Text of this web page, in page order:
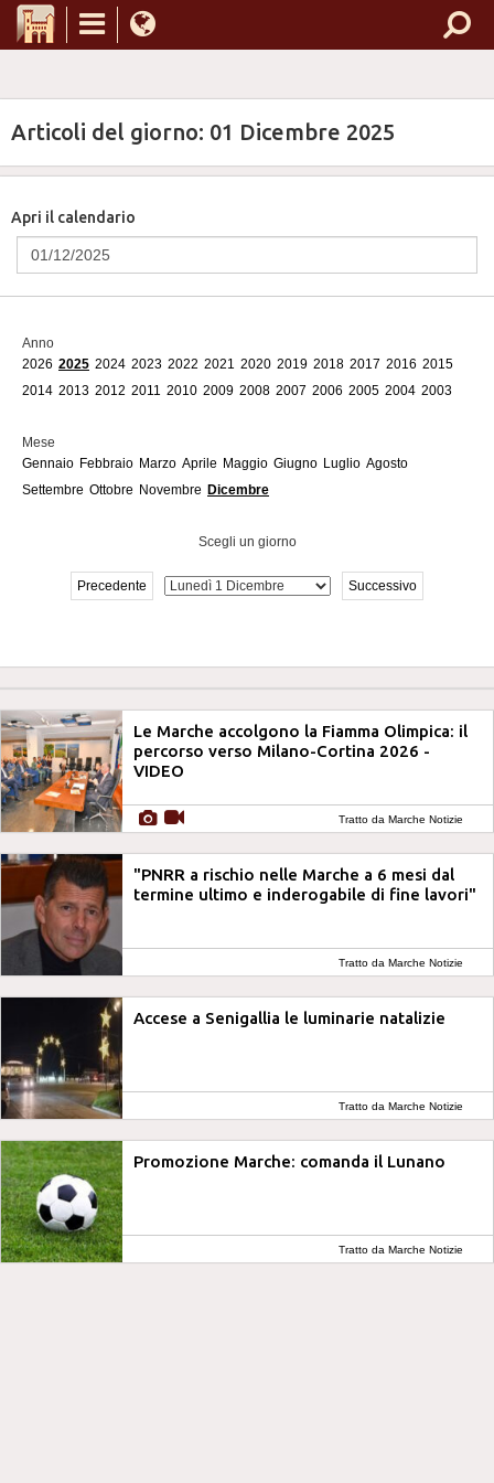
Articoli del giorno: 01 Dicembre 2025
Apri il calendario
Anno
2026 2025 2024 2023 2022 2021 2020 2019 2018 2017 2016 2015
2014 2013 2012 2011 2010 2009 2008 2007 2006 2005 2004 2003
Mese
Gennaio Febbraio Marzo Aprile Maggio Giugno Luglio Agosto
Settembre Ottobre Novembre Dicembre
Scegli un giorno
Precedente Successivo
Le Marche accolgono la Fiamma Olimpica: il
percorso verso Milano-Cortina 2026 -
VIDEO
Tratto da Marche Notizie
"PNRR a rischio nelle Marche a 6 mesi dal
termine ultimo e inderogabile di fine lavori"
Tratto da Marche Notizie
Accese a Senigallia le luminarie natalizie
Tratto da Marche Notizie
Promozione Marche: comanda il Lunano
Tratto da Marche Notizie